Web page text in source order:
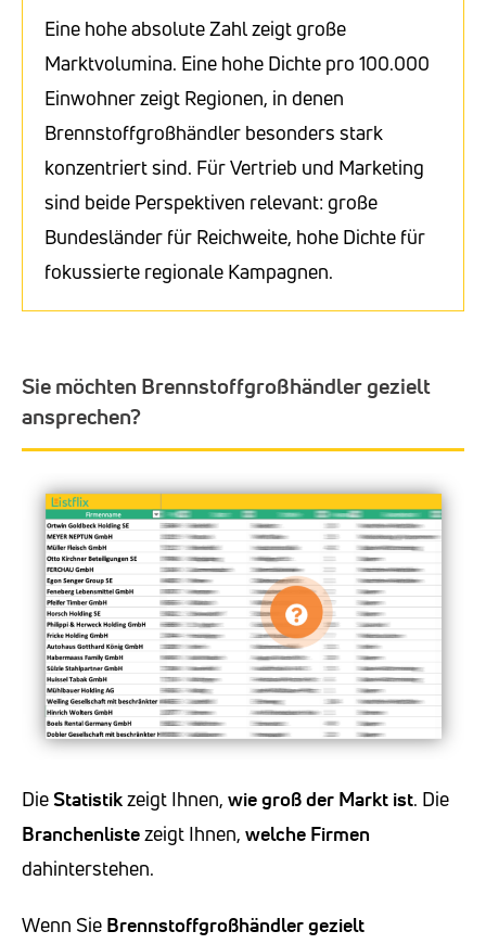
Eine hohe absolute Zahl zeigt große
Marktvolumina. Eine hohe Dichte pro 100.000
Einwohner zeigt Regionen, in denen
Brennstoffgroßhändler besonders stark
konzentriert sind. Für Vertrieb und Marketing
sind beide Perspektiven relevant: große
Bundesländer für Reichweite, hohe Dichte für
fokussierte regionale Kampagnen.
Sie möchten Brennstoffgroßhändler gezielt
ansprechen?
DieStatistikzeigt Ihnen, wie groß der Markt ist. Die
Branchenlistezeigt Ihnen, welche Firmen
dahinterstehen.
Wenn Sie Brennstoffgroßhändlergezielt